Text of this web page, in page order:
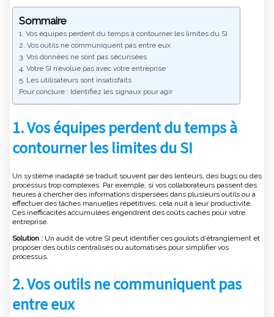
Sommaire
1. Vos équipes perdent du temps à contourner les limites du SI
2. Vos outils ne communiquent pas entre eux
3. Vos données ne sont pas sécurisées
4. Votre SI n’évolue pas avec votre entreprise
5. Les utilisateurs sont insatisfaits
Pour conclure : Identifiez les signaux pour agir
1.Vos équipes perdent du temps à
contourner les limites du SI
Un système inadapté se traduit souvent par des lenteurs, des bugs ou des
processus trop complexes. Par exemple, si vos collaborateurs passent des
heures à chercher des informations dispersées dans plusieurs outils ou à
effectuer des tâches manuelles répétitives, cela nuit à leur productivité.
Ces inefficacités accumulées engendrent des coûts cachés pour votre
entreprise.
Solution : Un audit de votre SI peut identifier ces goulots d’étranglement et
proposer des outils centralisés ou automatisés pour simplifier vos
processus.
2.Vos outils ne communiquent pas
entre eux